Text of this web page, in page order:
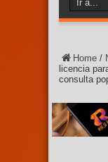
Home /
licencia
consulta